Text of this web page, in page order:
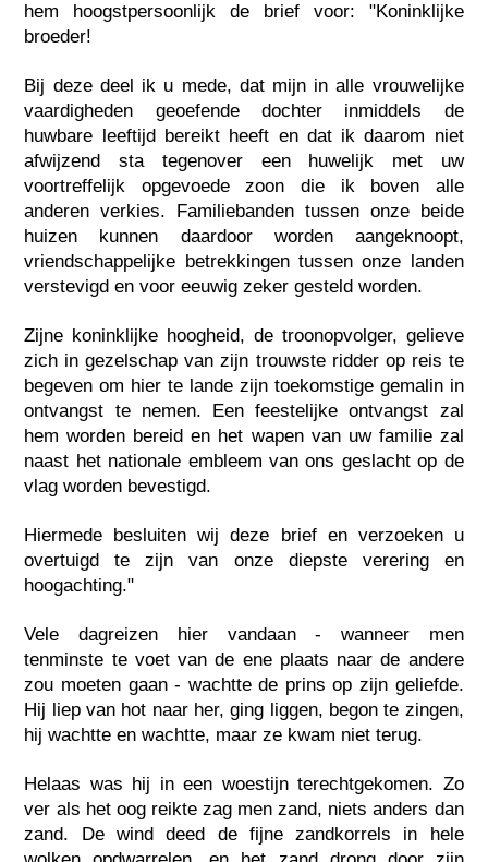
hem hoogstpersoonlijk de brief voor: "Koninklijke
broeder!
Bij deze deel ik u mede, dat mijn in alle vrouwelijke
vaardigheden geoefende dochter inmiddels de
huwbare leeftijd bereikt heeft en dat ik daarom niet
afwijzend sta tegenover een huwelijk met uw
voortreffelijk opgevoede zoon die ik boven alle
anderen verkies. Familiebanden tussen onze beide
huizen kunnen daardoor worden aangeknoopt,
vriendschappelijke betrekkingen tussen onze landen
verstevigd en voor eeuwig zeker gesteld worden.
Zijne koninklijke hoogheid, de troonopvolger, gelieve
zich in gezelschap van zijn trouwste ridder op reis te
begeven om hier te lande zijn toekomstige gemalin in
ontvangst te nemen. Een feestelijke ontvangst zal
hem worden bereid en het wapen van uw familie zal
naast het nationale embleem van ons geslacht op de
vlag worden bevestigd.
Hiermede besluiten wij deze brief en verzoeken u
overtuigd te zijn van onze diepste verering en
hoogachting."
Vele dagreizen hier vandaan - wanneer men
tenminste te voet van de ene plaats naar de andere
zou moeten gaan - wachtte de prins op zijn geliefde.
Hij liep van hot naar her, ging liggen, begon te zingen,
hij wachtte en wachtte, maar ze kwam niet terug.
Helaas was hij in een woestijn terechtgekomen. Zo
ver als het oog reikte zag men zand, niets anders dan
zand. De wind deed de fijne zandkorrels in hele